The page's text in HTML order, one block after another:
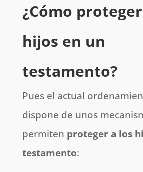
¿Cómo
hijos en un
testamento?
Pues el actual
dispone de unos
permiten proteger a los
testamento: